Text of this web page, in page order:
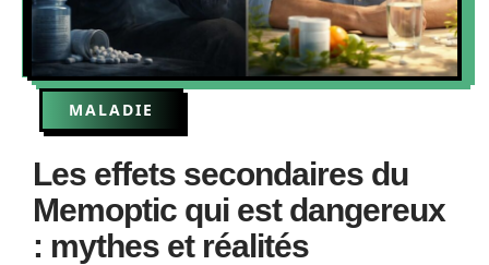
MALADIE
Les effets secondaires du
Memoptic qui est dangereux
: mythes et réalités